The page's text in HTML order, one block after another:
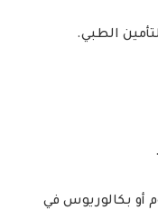
الطبي.
أو بكالوريوس في